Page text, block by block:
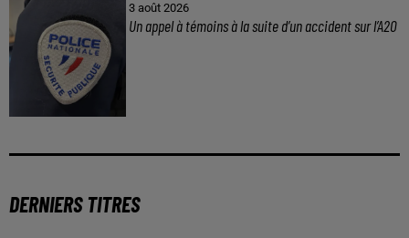
3 août 2026
Un appel à témoins à la suite d’un accident sur l’A20
DERNIERS TITRES